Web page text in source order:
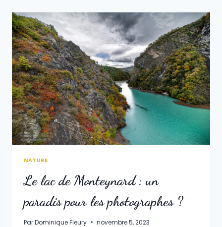
:
VOYAGE
CENTRE
DE
LA
TERRE…
NATURE
Le lac de Monteynard : un
paradis pour les photographes ?
ParDominique Fleury novembre 5, 2023